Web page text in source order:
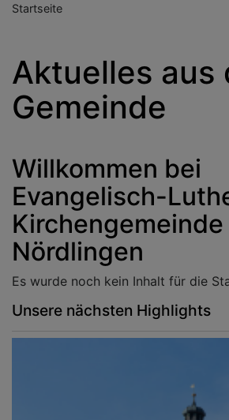
Startseite
Aktuelles aus
Gemeinde
Willkommen bei
Evangelisch-
Kirchengemeinde
Nördlingen
Es wurde noch kein Inhalt für die
Unsere nächsten Highlights